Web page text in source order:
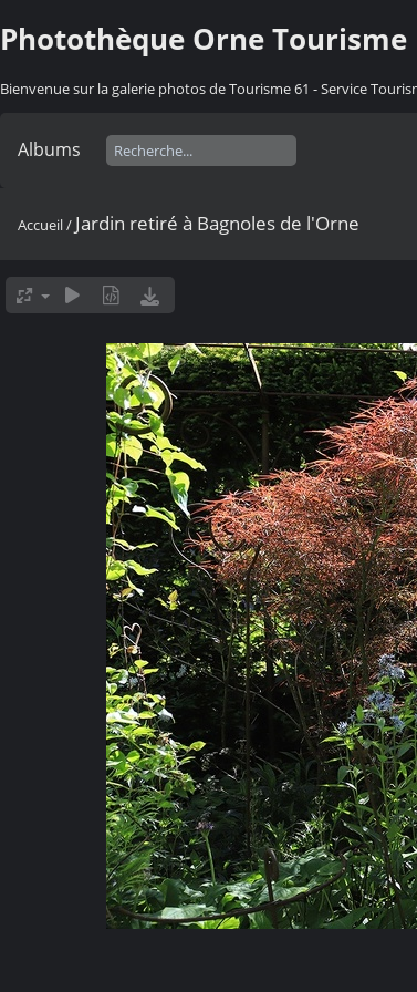
Photothèque Orne Tourisme
Bienvenue sur la galerie photos de Tourisme 61 - Service
Albums
Accueil/ Jardin retiré à Bagnoles de l'Orne